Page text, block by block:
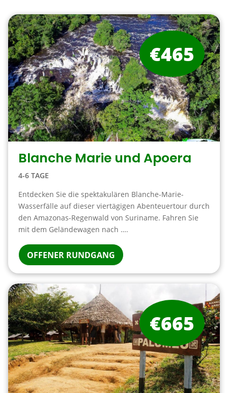
Blanche Marie und Apoera
4-6 TAGE
Entdecken Sie die spektakulären Blanche-Marie-
Wasserfälle auf dieser viertägigen Abenteuertour durch
den Amazonas-Regenwald von Suriname. Fahren Sie
mit dem Geländewagen nach ….
OFFENER RUNDGANG
€465
€665